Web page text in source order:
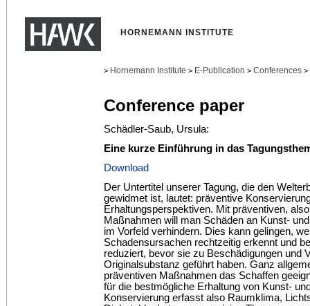
HORNEMANN INSTITUTE
> Hornemann Institute > E-Publication > Conferences >
Conference paper
Schädler-Saub, Ursula:
Eine kurze Einführung in das
Download
Der Untertitel unserer Tagung, die den
gewidmet ist, lautet: präventive
Erhaltungsperspektiven. Mit präventiven,
Maßnahmen will man Schäden an Kunst-
im Vorfeld verhindern. Dies kann gelingen,
Schadensursachen rechtzeitig erkennt und
reduziert, bevor sie zu Beschädigungen und
Originalsubstanz geführt haben. Ganz
präventiven Maßnahmen das Schaffen
für die bestmögliche Erhaltung von Kunst-
Konservierung erfasst also Raumklima,